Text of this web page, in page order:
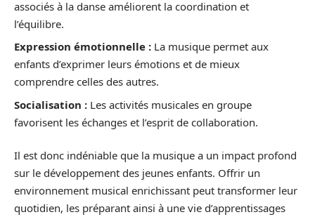
associés à la danse améliorent la coordination et
l’équilibre.
Expression émotionnelle : La musique permet aux
enfants d’exprimer leurs émotions et de mieux
comprendre celles des autres.
Socialisation : Les activités musicales en groupe
favorisent les échanges et l’esprit de collaboration.
Il est donc indéniable que la musique a un impact profond
sur le développement des jeunes enfants. Offrir un
environnement musical enrichissant peut transformer leur
quotidien, les préparant ainsi à une vie d’apprentissages